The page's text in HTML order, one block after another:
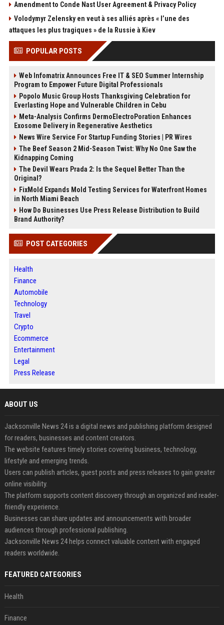
Amendment to Conde Nast User Agreement & Privacy Policy
Volodymyr Zelensky en veut à ses alliés après « l’une des
attaques les plus tragiques » de la Russie à Kiev
POPULAR POSTS
Web Infomatrix Announces Free IT & SEO Summer Internship
Program to Empower Future Digital Professionals
Popolo Music Group Hosts Thanksgiving Celebration for
Everlasting Hope and Vulnerable Children in Cebu
Meta-Analysis Confirms DermoElectroPoration Enhances
Exosome Delivery in Regenerative Aesthetics
News Wire Service For Startup Funding Stories | PR Wires
The Beef Season 2 Mid-Season Twist: Why No One Saw the
Kidnapping Coming
The Devil Wears Prada 2: Is the Sequel Better Than the
Original?
FixMold Expands Mold Testing Services for Waterfront Homes
in North Miami Beach
How Do Businesses Use Press Release Distribution to Build
Brand Authority?
POST CATEGORIES
Health
Finance
Automobile
Technology
Travel
Crypto
Ecommerce
Entertainment
Legal
Press Release
ABOUT US
Jacksonville News 24 is a digital news and publishing platform designed
for readers, businesses and content creators.
The website features timely stories covering business, technology,
lifestyle and emerging trends.
Users can publish articles, guest posts and press releases to gain greater
online visibility.
The platform supports content discovery through an organized and reader-
friendly experience.
Businesses can share updates and announcements with broader
audiences through professional publishing.
Jacksonville News 24 helps connect valuable content with engaged
readers worldwide.
FEATURED CATEGORIES
Health
Finance